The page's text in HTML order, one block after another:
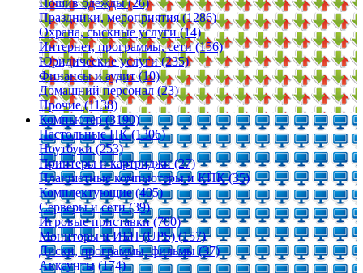
Пошив одежды (26)
Праздники, мероприятия (1286)
Охрана, сыскные услуги (14)
Интернет, программы, сети (156)
Юридические услуги (235)
Финансы и аудит (10)
Домашний персонал (23)
Прочие (1138)
Компьютер (3190)
Настольные ПК (1306)
Ноутбуки (253)
Принтеры и картриджи (27)
Планшетные компьютеры и КПК (35)
Комплектующие (405)
Серверы и сети (39)
Игровые приставки (700)
Мониторы и ИБП (UPS) (157)
Диски, программы, фильмы (37)
Аккаунты (174)